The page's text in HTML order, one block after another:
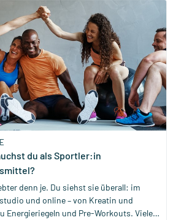
du als Sportler:in
denn je. Du siehst sie überall: im
und online – von Kreatin und
Energieriegeln und Pre-Workouts. Viele